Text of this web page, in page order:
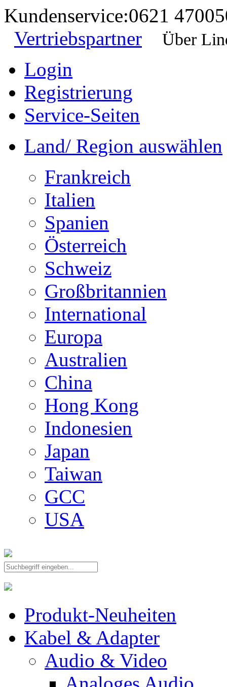
Kundenservice:0621
Vertriebspartner
Über
Login
Registrierung
Service-Seiten
Land/ Region auswählen
Frankreich
Italien
Spanien
Österreich
Schweiz
Großbritannien
International
Europa
Australien
China
Hong Kong
Indonesien
Japan
Taiwan
GCC
USA
Produkt-Neuheiten
Kabel & Adapter
Audio & Video